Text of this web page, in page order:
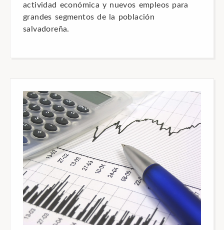
actividad económica y nuevos empleos para
grandes segmentos de la población
salvadoreña.